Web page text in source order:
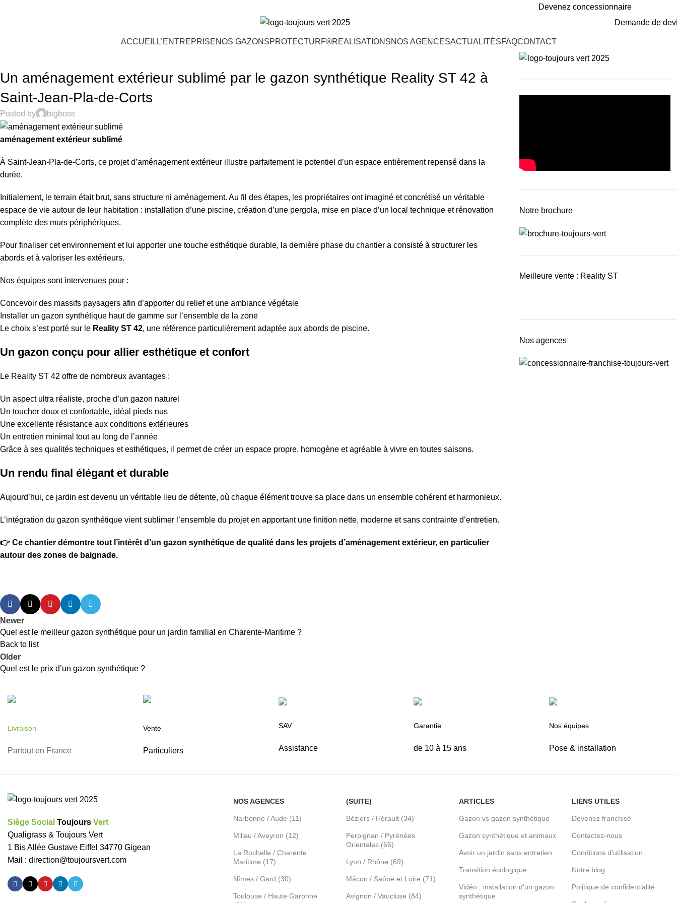
Devenez concessionnaire
Demande de
ACCUEIL L’ENTREPRISENOS GAZONSPROTECTURF®REALISATIONSNOS AGENCESACTUALITÉSFAQCONTACT
Un aménagement extérieur sublimé par le gazon synthétique Reality ST 42 à
Saint-Jean-Pla-de-Corts
Posted by bigboss
aménagement extérieur sublimé
À Saint-Jean-Pla-de-Corts, ce projet d’aménagement extérieur illustre parfaitement le potentiel d’un espace entièrement repensé dans la
durée.
Initialement, le terrain était brut, sans structure ni aménagement. Au fil des étapes, les propriétaires ont imaginé et concrétisé un véritable
espace de vie autour de leur habitation : installation d’une piscine, création d’une pergola, mise en place d’un local technique et rénovation
complète des murs périphériques.
Pour finaliser cet environnement et lui apporter une touche esthétique durable, la dernière phase du chantier a consisté à structurer les
abords et à valoriser les extérieurs.
Nos équipes sont intervenues pour :
Concevoir des massifs paysagers afin d’apporter du relief et une ambiance végétale
Installer un gazon synthétique haut de gamme sur l’ensemble de la zone
Le choix s’est porté sur le Reality ST 42, une référence particulièrement adaptée aux abords de piscine.
Un gazon conçu pour allier esthétique et confort
Le Reality ST 42 offre de nombreux avantages :
Un aspect ultra réaliste, proche d’un gazon naturel
Un toucher doux et confortable, idéal pieds nus
Une excellente résistance aux conditions extérieures
Un entretien minimal tout au long de l’année
Grâce à ses qualités techniques et esthétiques, il permet de créer un espace propre, homogène et agréable à vivre en toutes saisons.
Un rendu final élégant et durable
Aujourd’hui, ce jardin est devenu un véritable lieu de détente, où chaque élément trouve sa place dans un ensemble cohérent et harmonieux.
L’intégration du gazon synthétique vient sublimer l’ensemble du projet en apportant une finition nette, moderne et sans contrainte d’entretien.
👉 Ce chantier démontre tout l’intérêt d’un gazon synthétique de qualité dans les projets d’aménagement extérieur, en particulier
autour des zones de baignade.
Newer
Quel est le meilleur gazon synthétique pour un jardin familial en Charente-Maritime ?
Back to list
Older
Quel est le prix d’un gazon synthétique ?
Notre brochure
Meilleure vente : Reality ST
Nos agences
Livraison
Partout en France
Vente
Particuliers
SAV
Assistance
Garantie
de 10 à 15 ans
Nos équipes
Pose & installation
Siège Social Toujours Vert
Qualigrass & Toujours Vert
1 Bis Allée Gustave Eiffel 34770 Gigean
Mail : direction@toujoursvert.com
NOS AGENCES
Narbonne / Aude (11)
Millau / Aveyron (12)
La Rochelle / Charente
Maritime (17)
Nîmes / Gard (30)
Toulouse / Haute Garonne
(SUITE)
Béziers / Hérault (34)
Perpignan / Pyrénées
Orientales (66)
Lyon / Rhône (69)
Mâcon / Saône et Loire (71)
Avignon / Vaucluse (84)
ARTICLES
Gazon vs gazon synthétique
Gazon synthétique et animaux
Avoir un jardin sans entretien
Transition écologique
Vidéo : installation d'un gazon
synthétique
LIENS UTILES
Devenez franchisé
Contactez-nous
Conditions d’utilisation
Notre blog
Politique de confidentialité